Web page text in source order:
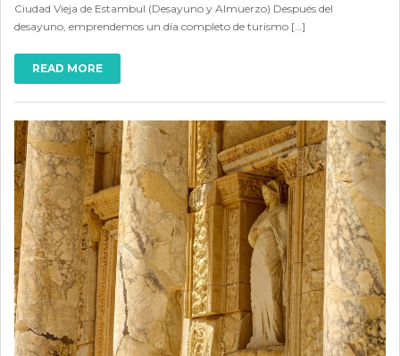
Ciudad Vieja de Estambul (Desayuno y Almuerzo) Después del
desayuno, emprendemos un día completo de turismo […]
READ MORE